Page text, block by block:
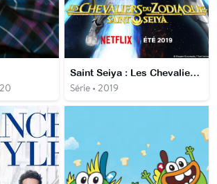
Saint Seiya : Les Chevaliers du Zodiaque
Série • 2019